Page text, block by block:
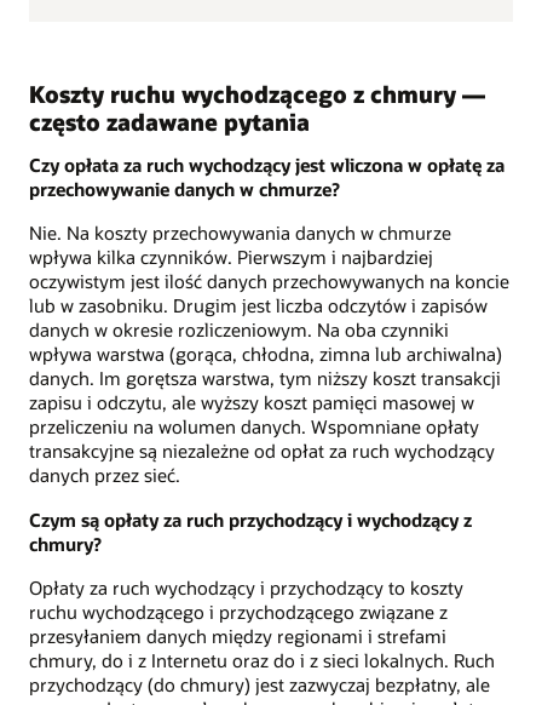
Koszty ruchu wychodzącego z chmury —
często zadawane pytania
Czy opłata za ruch wychodzący jest wliczona w opłatę za
przechowywanie danych w chmurze?
Nie. Na koszty przechowywania danych w chmurze
wpływa kilka czynników. Pierwszym i najbardziej
oczywistym jest ilość danych przechowywanych na koncie
lub w zasobniku. Drugim jest liczba odczytów i zapisów
danych w okresie rozliczeniowym. Na oba czynniki
wpływa warstwa (gorąca, chłodna, zimna lub archiwalna)
danych. Im gorętsza warstwa, tym niższy koszt transakcji
zapisu i odczytu, ale wyższy koszt pamięci masowej w
przeliczeniu na wolumen danych. Wspomniane opłaty
transakcyjne są niezależne od opłat za ruch wychodzący
danych przez sieć.
Czym są opłaty za ruch przychodzący i wychodzący z
chmury?
Opłaty za ruch wychodzący i przychodzący to koszty
ruchu wychodzącego i przychodzącego związane z
przesyłaniem danych między regionami i strefami
chmury, do i z Internetu oraz do i z sieci lokalnych. Ruch
przychodzący (do chmury) jest zazwyczaj bezpłatny, ale